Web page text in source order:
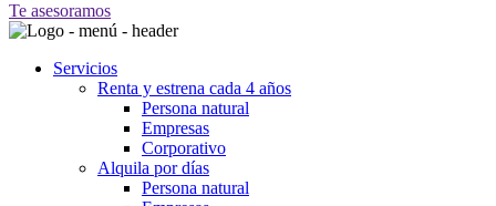
Te asesoramos
Servicios
Renta y estrena cada 4 años
Persona natural
Empresas
Corporativo
Alquila por días
Persona natural